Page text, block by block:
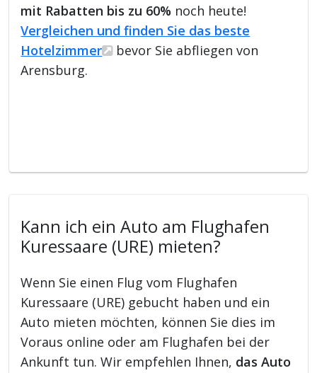
mit Rabatten bis zu 60% noch heute!
Vergleichen und finden Sie das beste
Hotelzimmer
bevor Sie abfliegen von
Arensburg.
Kann ich ein Auto am Flughafen
Kuressaare (URE) mieten?
Wenn Sie einen Flug vom Flughafen
Kuressaare (URE) gebucht haben und ein
Auto mieten möchten, können Sie dies im
Voraus online oder am Flughafen bei der
Ankunft tun. Wir empfehlen Ihnen, das Auto